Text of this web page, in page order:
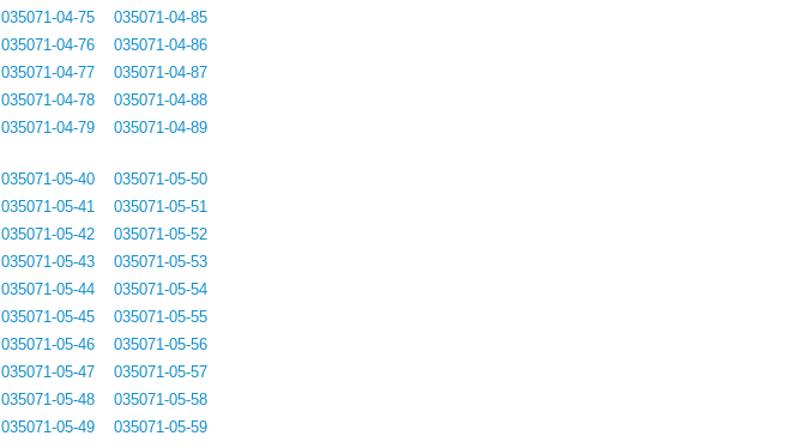
035071-04-75
035071-04-76
035071-04-77
035071-04-78
035071-04-79
035071-04-85
035071-04-86
035071-04-87
035071-04-88
035071-04-89
035071-05-40
035071-05-41
035071-05-42
035071-05-43
035071-05-44
035071-05-45
035071-05-46
035071-05-47
035071-05-48
035071-05-49
035071-05-50
035071-05-51
035071-05-52
035071-05-53
035071-05-54
035071-05-55
035071-05-56
035071-05-57
035071-05-58
035071-05-59